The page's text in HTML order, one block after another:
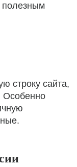
полезным
строку сайта,
Особенно